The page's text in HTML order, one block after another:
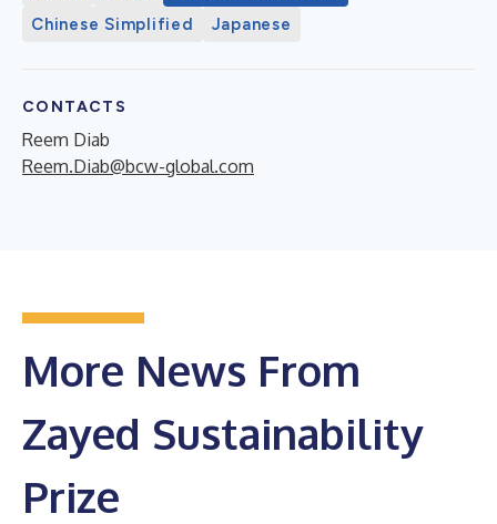
Chinese Simplified
Japanese
CONTACTS
Reem Diab
Reem.Diab@bcw-global.com
More News From
Zayed Sustainability
Prize